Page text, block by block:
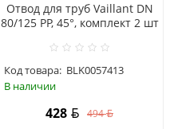
Отвод для труб Vaillant DN
80/125 РР, 45°, комплект 2 шт
Код товара: BLK0057413
В наличии
428 494